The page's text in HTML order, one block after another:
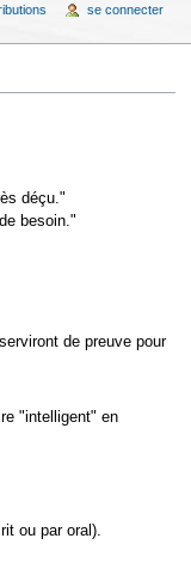
déçu."
besoin."
de preuve pour
"intelligent" en
ou par oral).
se connecter